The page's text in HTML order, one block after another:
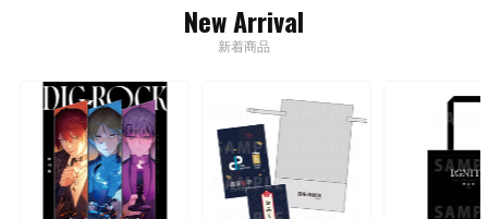
New Arrival
新着商品